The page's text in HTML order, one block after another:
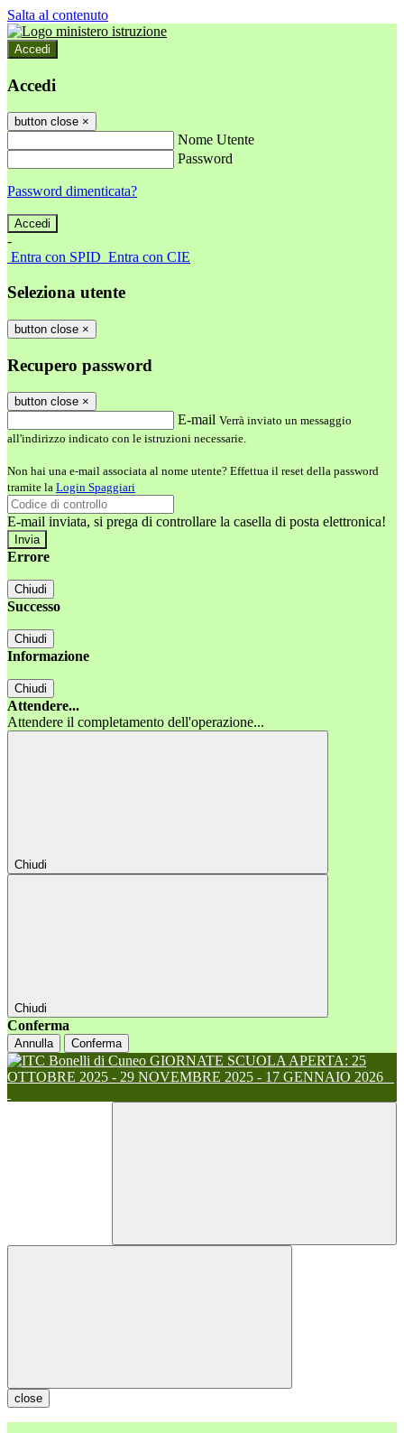
Salta al contenuto
Accedi
Accedi
button close ×
Nome Utente
Password
Password dimenticata?
-
Entra con SPID Entra con CIE
Seleziona utente
button close ×
Recupero password
button close ×
E-mail Verrà inviato un messaggio
all'indirizzo indicato con le istruzioni necessarie.
Non hai una e-mail associata al nome utente? Effettua il reset della password
tramite la Login Spaggiari
E-mail inviata, si prega di controllare la casella di posta elettronica!
Errore
Chiudi
Successo
Chiudi
Informazione
Chiudi
Attendere...
Attendere il completamento dell'operazione...
Chiudi
Chiudi
Conferma
Annulla Conferma
GIORNATE SCUOLA APERTA: 25
OTTOBRE 2025 - 29 NOVEMBRE 2025 - 17 GENNAIO 2026
close